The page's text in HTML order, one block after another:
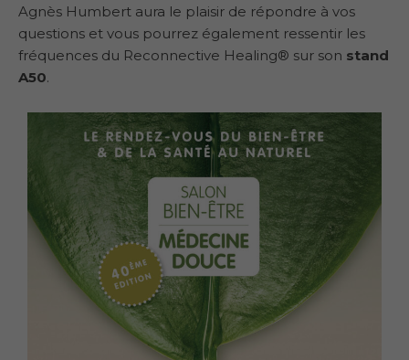
Agnès Humbert aura le plaisir de répondre à vos
questions et vous pourrez également ressentir les
fréquences du Reconnective Healing® sur son stand
A50.